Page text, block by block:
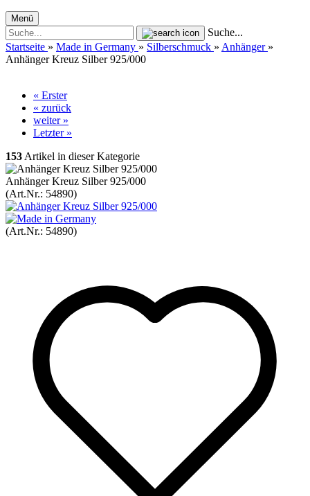
Menü
Suche...
Startseite » Made in Germany » Silberschmuck » Anhänger »
Anhänger Kreuz Silber 925/000
« Erster
« zurück
weiter »
Letzter »
153 Artikel in dieser Kategorie
Anhänger Kreuz Silber 925/000
(Art.Nr.: 54890)
(Art.Nr.: 54890)